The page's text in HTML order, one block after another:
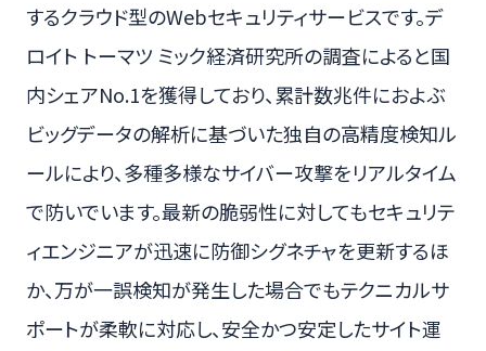
するクラウド型のWebセキュリティサービスです。デ
ロイト トーマツ ミック経済研究所の調査によると国
内シェアNo.1を獲得しており、累計数兆件におよぶ
ビッグデータの解析に基づいた独自の高精度検知ル
ールにより、多種多様なサイバー攻撃をリアルタイム
で防いでいます。最新の脆弱性に対してもセキュリテ
ィエンジニアが迅速に防御シグネチャを更新するほ
か、万が一誤検知が発生した場合でもテクニカルサ
ポートが柔軟に対応し、安全かつ安定したサイト運